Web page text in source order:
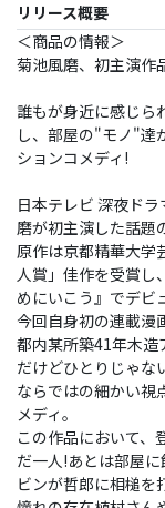
リリース概要
＜商品の情報＞
菊池風磨、初主演作
誰もが身近に感じら
し、部屋の"モノ"達
ションコメディ!
日本テレビ 深夜ド
磨が初主演した話題
原作は京都精華大学
人賞」佳作を受賞し
めにいこう』でデビ
今回自身初の連載漫
都内某所築41年木造
だけどひとりじゃな
ならではの細かい視
メディ。
この作品において、
だ一人!あとは部屋
ビンが哲郎に相槌を